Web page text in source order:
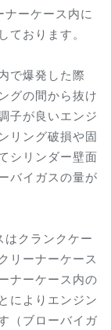
ーケース内に
おります。
で爆発した際
グの間から抜け
子が良いエンジ
リング破損や固
シリンダー壁面
バイガスの量が
クランクケー
リーナーケース
ナーケース内の
によりエンジン
（ブローバイガ